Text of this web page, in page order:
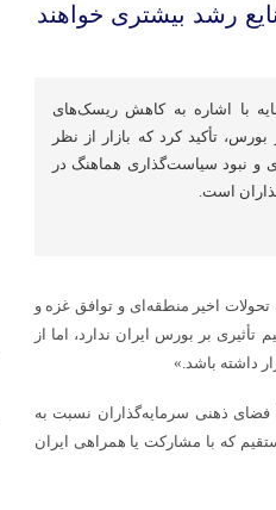
رشد بیشتری خواهند
با اشاره به کاهش ریسک‌های
تأکید کرد که بازار از نظر
و نبود سیاست‌گذاری هماهنگ در
است.
تحولات اخیر منطقه‌ای و توافق غزه و
بر بورس ایران ندارد، اما از
داشته باشد.»
فضای ذهنی سرمایه‌گذاران نسبت به
که با مشارکت یا همراهی ایران